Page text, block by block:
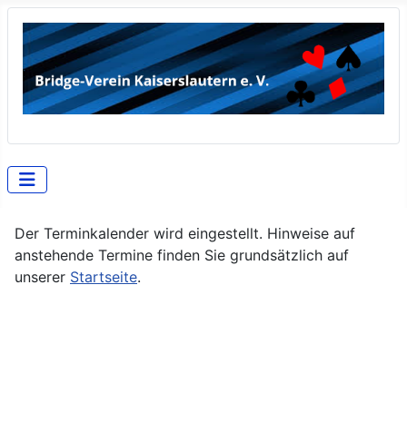
Der Terminkalender wird eingestellt. Hinweise auf
anstehende Termine finden Sie grundsätzlich auf
unserer Startseite.